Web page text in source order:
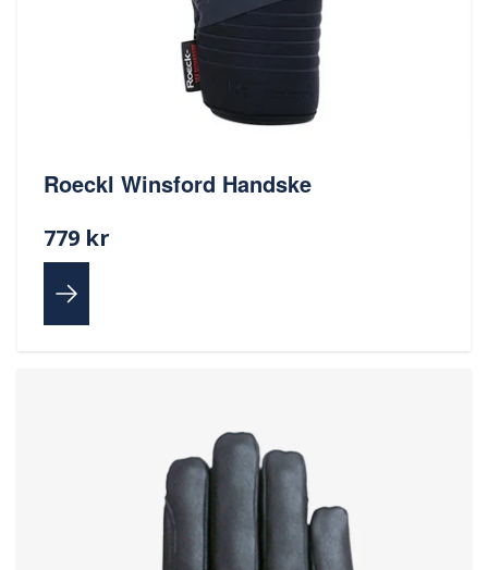
Roeckl Winsford Handske
779 kr